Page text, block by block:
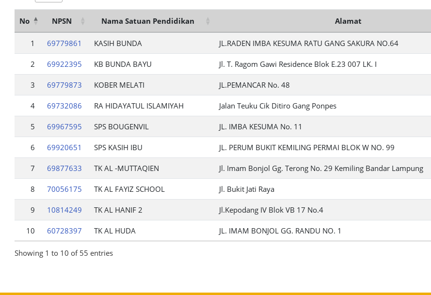
No NPSN Nama Satuan Pendidikan Alamat
1 69779861 KASIH BUNDA JL.RADEN IMBA KESUMA RATU GANG SAKURA NO.64
2 69922395 KB BUNDA BAYU Jl. T. Ragom Gawi Residence Blok E.23 007 LK. I
3 69779873 KOBER MELATI JL.PEMANCAR No. 48
4 69732086 RA HIDAYATUL ISLAMIYAH Jalan Teuku Cik Ditiro Gang Ponpes
5 69967595 SPS BOUGENVIL JL. IMBA KESUMA No. 11
6 69920651 SPS KASIH IBU JL. PERUM BUKIT KEMILING PERMAI BLOK W NO. 99
7 69877633 TK AL -MUTTAQIEN Jl. Imam Bonjol Gg. Terong No. 29 Kemiling Bandar Lampung
8 70056175 TK AL FAYIZ SCHOOL Jl. Bukit Jati Raya
9 10814249 TK AL HANIF 2 Jl.Kepodang IV Blok VB 17 No.4
10 60728397 TK AL HUDA JL. IMAM BONJOL GG. RANDU NO. 1
Showing 1 to 10 of 55 entries